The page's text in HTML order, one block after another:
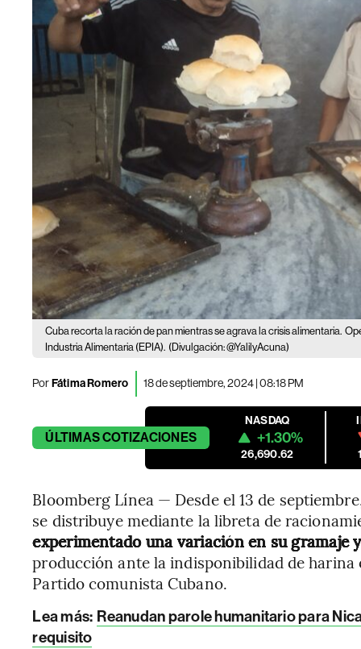
Cuba recorta la ración de pan mientras se agrava la crisis alimentaria.
Industria Alimentaria (EPIA). (Divulgación: @YalilyAcuna)
PorFátima Romero 18 de septiembre, 2024 | 08:18 PM
ÚLTIMASCOTIZACIONES
NASDAQ
+1.30%
26,690.62
Bloomberg Línea — Desde el 13 de
se distribuye mediante la libreta de
experimentado una variación en su gramaje
producción ante la indisponibilidad de
Partido comunista Cubano.
Lea más: Reanudan parole humanitario para
requisito